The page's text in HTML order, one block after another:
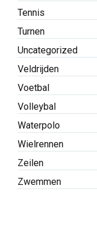
Tennis
Turnen
Uncategorized
Veldrijden
Voetbal
Volleybal
Waterpolo
Wielrennen
Zeilen
Zwemmen